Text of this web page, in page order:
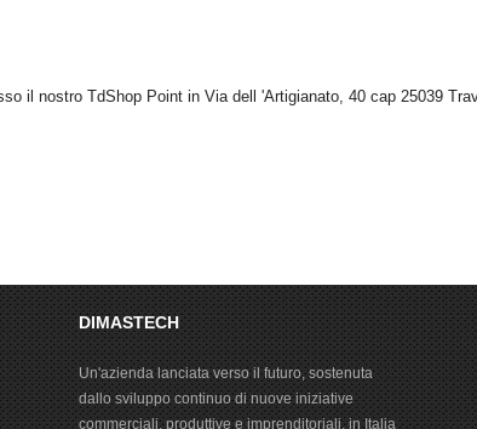
il nostro TdShop Point in Via dell 'Artigianato, 40 cap 25039
DIMASTECH
Un'azienda lanciata verso il futuro, sostenuta
dallo sviluppo continuo di nuove iniziative
commerciali, produttive e imprenditoriali, in Italia